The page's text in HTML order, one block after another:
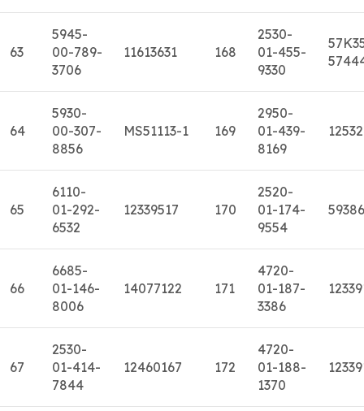
63
5945-
00-789-
3706
11613631 168
2530-
01-455-
9330
64
5930-
00-307-
8856
MS51113-1 169
2950-
01-439-
8169
65
6110-
01-292-
6532
12339517 170
2520-
01-174-
9554
66
6685-
01-146-
8006
14077122 171
4720-
01-187-
3386
67
2530-
01-414-
7844
12460167 172
4720-
01-188-
1370